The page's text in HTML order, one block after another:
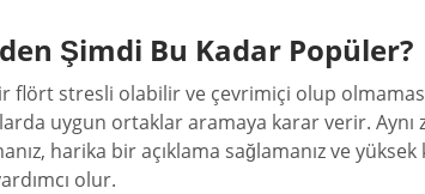
Şimdi Bu Kadar Popüler?
flört stresli olabilir ve çevrimiçi olup
uygun ortaklar aramaya karar verir.
harika bir açıklama sağlamanız ve
olur.